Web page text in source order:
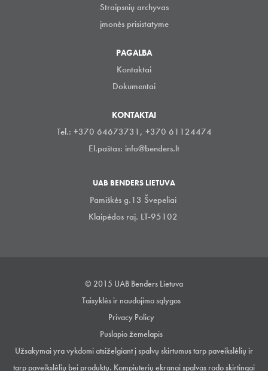
Straipsnių archyvas
įmonės prisistatyme
PAGALBA
Kontaktai
Dokumentai
KONTAKTAI
Tel.: +370 64673731, +370 61124474
El.paštas: info@benders.lt
UAB BENDERS LIETUVA
Pamiškės g.13 Švepeliai
Klaipėdos raj. LT-95102
© 2015 UAB Benders Lietuva
Taisyklės ir naudojimo sąlygos
Privacy Policy
Puslapio žemelapis
Užsakymai yra vykdomi atsiželgiant į spalvų skirtumus tarp paveikslėlių ir
tarp paveikslėlių bei produktų. Kompiuterių ekranai spalvas rodo skirtingai